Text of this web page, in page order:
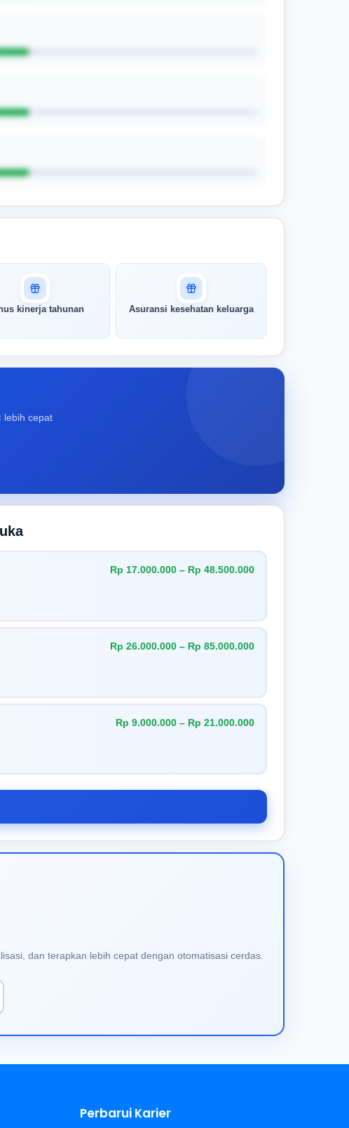
kinerja tahunan Asuransi kesehatan keluarga
lebih cepat
Rp 17.000.000 – Rp 48.500.000
Rp 26.000.000 – Rp 85.000.000
Rp 9.000.000 – Rp 21.000.000
dan terapkan lebih cepat dengan otomatisasi cerdas.
Perbarui Karier